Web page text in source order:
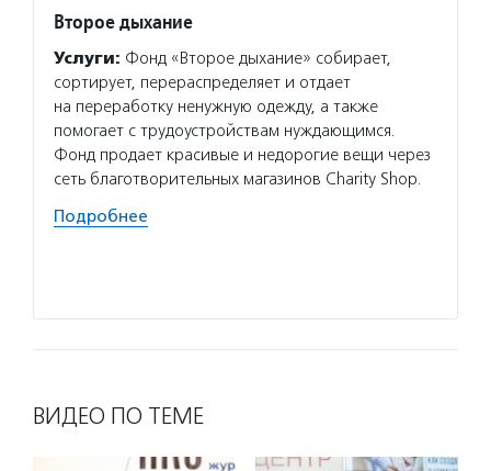
Второе дыхание
Услуги: Фонд «Второе дыхание» собирает,
сортирует, перераспределяет и отдает
на переработку ненужную одежду, а также
помогает с трудоустройствам нуждающимся.
Фонд продает красивые и недорогие вещи через
сеть благотворительных магазинов Charity Shop.
Подробнее
ВИДЕО ПО ТЕМЕ